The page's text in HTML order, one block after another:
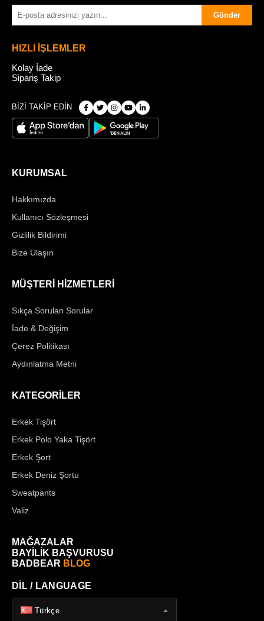
Gönder
HIZLI İŞLEMLER
Kolay İade
Sipariş Takip
BİZİ TAKİP EDİN
KURUMSAL
Hakkımızda
Kullanıcı Sözleşmesi
Gizlilik Bildirimi
Bize Ulaşın
MÜŞTERİ HİZMETLERİ
Sıkça Sorulan Sorular
İade & Değişim
Çerez Politikası
Aydınlatma Metni
KATEGORİLER
Erkek Tişört
Erkek Polo Yaka Tişört
Erkek Şort
Erkek Deniz Şortu
Sweatpants
Valiz
MAĞAZALAR
BAYİLİK BAŞVURUSU
BADBEAR BLOG
DİL / LANGUAGE
Türkçe